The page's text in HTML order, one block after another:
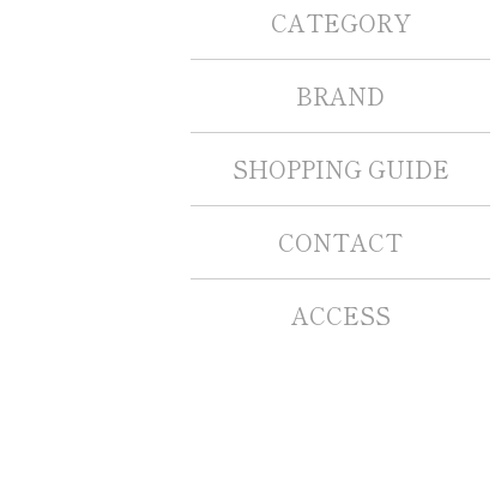
CATEGORY
BRAND
SHOPPING GUIDE
CONTACT
ACCESS